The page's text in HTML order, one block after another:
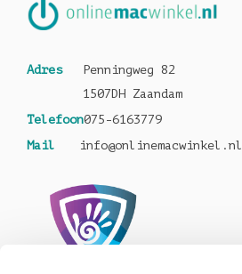
Adres
Penningweg 82
1507DH Zaandam
Telefoon075-6163779
Mail
info@onlinemacwinkel.nl